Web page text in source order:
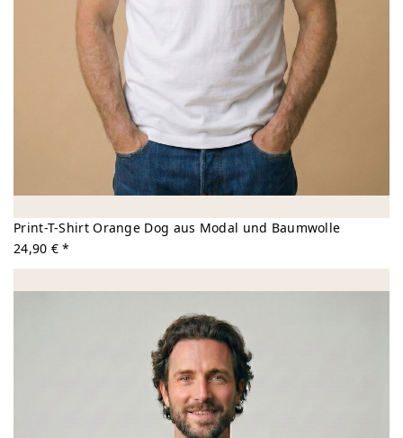
Print-T-Shirt Orange Dog aus Modal und Baumwolle
24,90 € *